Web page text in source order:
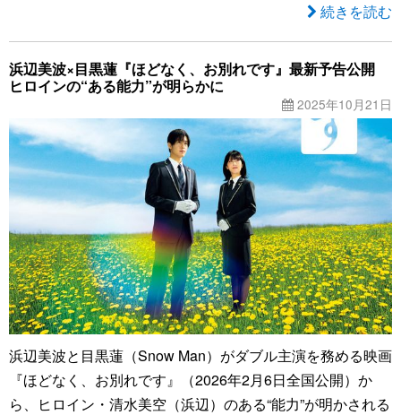
続きを読む
浜辺美波×目黒蓮『ほどなく、お別れです』最新予告公開
ヒロインの“ある能力”が明らかに
2025年10月21日
浜辺美波と目黒蓮（Snow Man）がダブル主演を務める映画
『ほどなく、お別れです』（2026年2月6日全国公開）か
ら、ヒロイン・清水美空（浜辺）のある“能力”が明かされる